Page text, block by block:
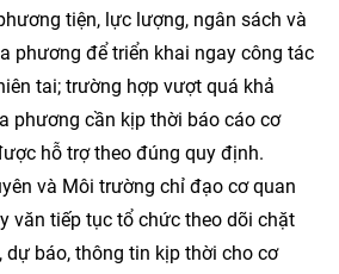
tiện, lực lượng, ngân sách và
phương để triển khai ngay công tác
tai; trường hợp vượt quá khả
phương cần kịp thời báo cáo cơ
hỗ trợ theo đúng quy định.
và Môi trường chỉ đạo cơ quan
văn tiếp tục tổ chức theo dõi chặt
dự báo, thông tin kịp thời cho cơ